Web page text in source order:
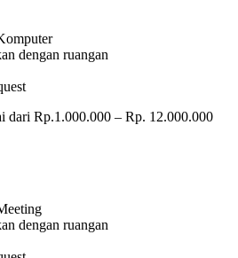
dengan ruangan
dari Rp.1.000.000 – Rp. 12.000.000
dengan ruangan